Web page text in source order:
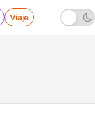
Viaje